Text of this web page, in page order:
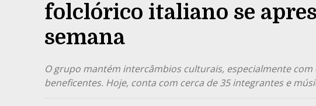
folclórico italiano se
semana
O grupo mantém intercâmbios culturais, especialmente com
beneficentes. Hoje, conta com cerca de 35 integrantes e